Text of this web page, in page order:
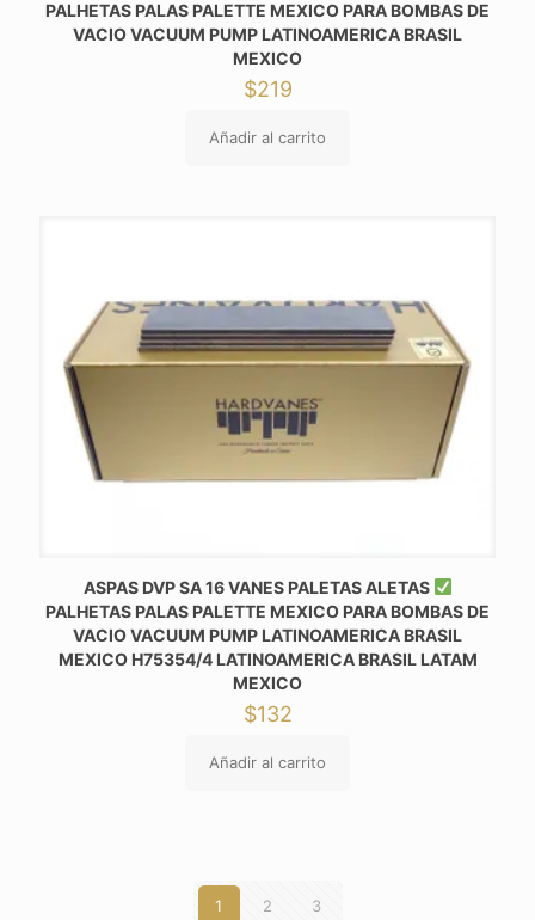
PALHETAS PALAS PALETTE MEXICO PARA BOMBAS DE
VACIO VACUUM PUMP LATINOAMERICA BRASIL
MEXICO
$219
Añadir al carrito
ASPAS DVP SA 16 VANES PALETAS ALETAS
PALHETAS PALAS PALETTE MEXICO PARA BOMBAS DE
VACIO VACUUM PUMP LATINOAMERICA BRASIL
MEXICO H75354/4 LATINOAMERICA BRASIL LATAM
MEXICO
$132
Añadir al carrito
1 2 3